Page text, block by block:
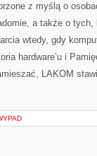
z myślą o
a także o tych,
wtedy, gdy
hardware’u i
LAKOM